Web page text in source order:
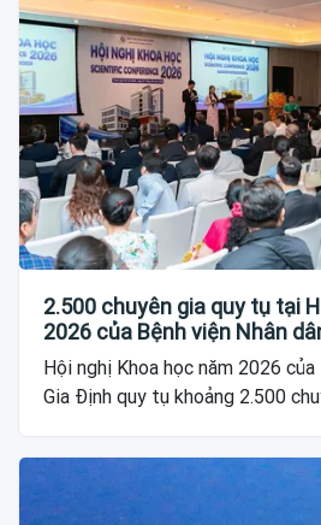
2.500 chuyên gia quy tụ tại
2026 của Bệnh viện Nhân
Hội nghị Khoa học năm 2026 của
Gia Định quy tụ khoảng 2.500